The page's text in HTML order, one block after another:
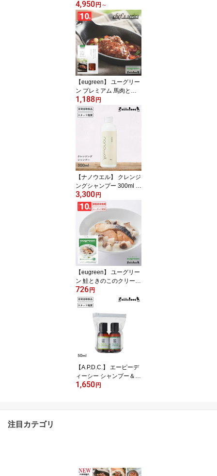
ー ロゴ 翌日出荷 アウト
ドア キャンプ ペットウ
ェア キャンプ用品 Tシャ
ツ 防虫 虫除け 犬用 ドッ
グウェア 小型犬 中型犬
大型犬 Dog Pullover Log
o DS-24SU001R
4,950 円 ～
【eugreen】 ユーグリー
ン プレミアム 馬肉とト
マトの煮込みハンバーグ
80g 翌日出荷 翌日出荷
［ハロードッグ公式］ペ
ウェットフード 国産 レ
トルト 日本製 無添加 犬
アニバーサリー 誕生日
記念日 ごほうび
1,188 円
【ナノウエル】 クレンジ
ングシャンプー 300ml 翌
日出荷 オールインワン
犬 犬用 猫 猫用 ケア 洗浄
ペット セルフ ウォッシ
ュ ドッグ キャット コン
ディショナー ふわふわ
サラサラ 保湿 消臭 トリ
マー トリミング パピー
シニア
3,300 円
【eugreen】 ユーグリー
ン 鮭ときのこのクリーム
煮 100g 翌日出荷 ［ハロ
ードッグ公式］ 獣医師会
推奨 ユーグレナ配合 ド
ッグフード ウェットフー
ド 国産 レトルト 日本製
着色料無添加 香料無添加
酸化防止剤無添加
726 円
【A.P.D.C.】 エーピーデ
ィーシー シャンプー＆コ
ンディショナーミニセッ
1,650 円
注目カテゴリ